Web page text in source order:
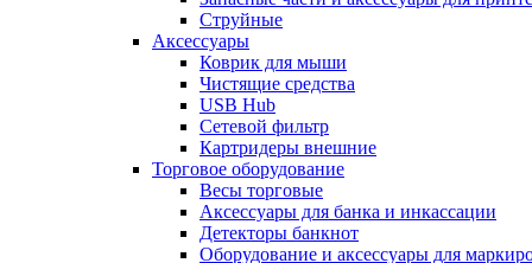
Струйные
Аксессуары
Коврик для мыши
Чистящие средства
USB Hub
Сетевой фильтр
Картридеры внешние
Торговое оборудование
Весы торговые
Аксессуары для банка и инкассации
Детекторы банкнот
Оборудование и аксессуары для